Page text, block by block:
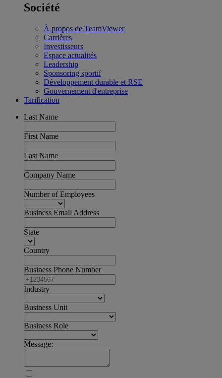
Société
À propos de TeamViewer
Carrières
Investisseurs
Espace actualités
Leadership
Sponsoring sportif
Développement durable et RSE
Gouvernement d'entreprise
Tarification
Last Name
First Name
Last Name
Company Name
Number of Employees
Business Email Address
State
Country
Business Phone Number
Industry
Business Unit
Business Role
Message: